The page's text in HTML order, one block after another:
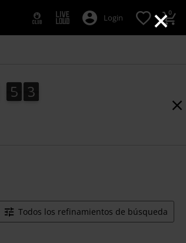
×
Login 0
5
5 1
2
1
3
2
Todos los refinamientos de búsqueda